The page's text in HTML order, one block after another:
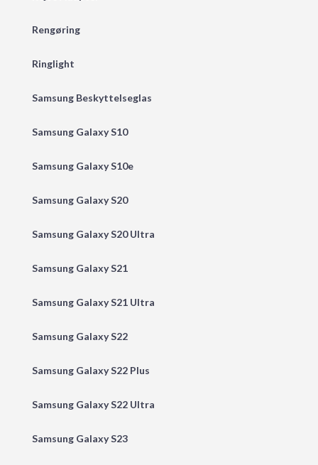
Rengøring
Ringlight
Samsung Beskyttelseglas
Samsung Galaxy S10
Samsung Galaxy S10e
Samsung Galaxy S20
Samsung Galaxy S20 Ultra
Samsung Galaxy S21
Samsung Galaxy S21 Ultra
Samsung Galaxy S22
Samsung Galaxy S22 Plus
Samsung Galaxy S22 Ultra
Samsung Galaxy S23